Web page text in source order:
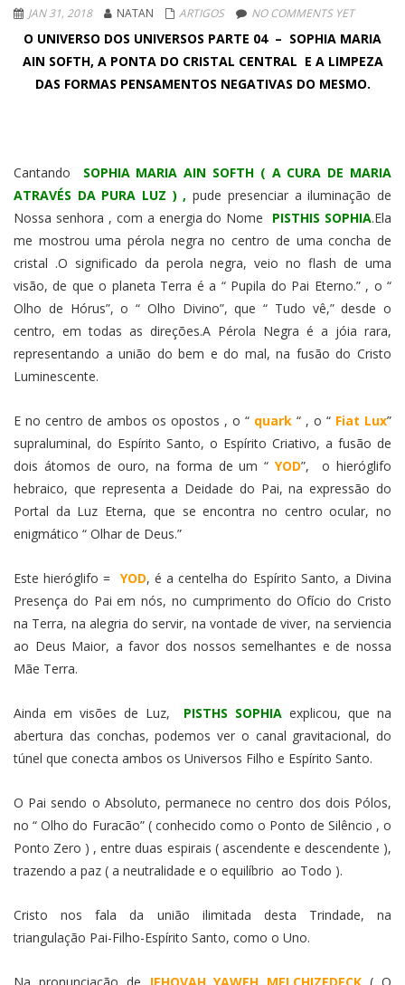
JAN 31, 2018 NATAN ARTIGOS NO COMMENTS YET
O UNIVERSO DOS UNIVERSOS PARTE 04 – SOPHIA MARIA
AIN SOFTH, A PONTA DO CRISTAL CENTRAL E A LIMPEZA
DAS FORMAS PENSAMENTOS NEGATIVAS DO MESMO.
Cantando SOPHIA MARIA AIN SOFTH ( A CURA DE MARIA
ATRAVÉS DA PURA LUZ ) , pude presenciar a iluminação de
Nossa senhora , com a energia do Nome PISTHIS SOPHIA.Ela
me mostrou uma pérola negra no centro de uma concha de
cristal .O significado da perola negra, veio no flash de uma
visão, de que o planeta Terra é a “ Pupila do Pai Eterno.” , o “
Olho de Hórus”, o “ Olho Divino”, que “ Tudo vê,” desde o
centro, em todas as direções.A Pérola Negra é a jóia rara,
representando a união do bem e do mal, na fusão do Cristo
Luminescente.
E no centro de ambos os opostos , o “ quark “ , o “ Fiat Lux”
supraluminal, do Espírito Santo, o Espírito Criativo, a fusão de
dois átomos de ouro, na forma de um “YOD”, o hieróglifo
hebraico, que representa a Deidade do Pai, na expressão do
Portal da Luz Eterna, que se encontra no centro ocular, no
enigmático “ Olhar de Deus.”
Este hieróglifo = YOD, é a centelha do Espírito Santo, a Divina
Presença do Pai em nós, no cumprimento do Ofício do Cristo
na Terra, na alegria do servir, na vontade de viver, na serviencia
ao Deus Maior, a favor dos nossos semelhantes e de nossa
Mãe Terra.
Ainda em visões de Luz, PISTHS SOPHIA explicou, que na
abertura das conchas, podemos ver o canal gravitacional, do
túnel que conecta ambos os Universos Filho e Espírito Santo.
O Pai sendo o Absoluto, permanece no centro dos dois Pólos,
no “ Olho do Furacão” ( conhecido como o Ponto de Silêncio , o
Ponto Zero ) , entre duas espirais ( ascendente e descendente ),
trazendo a paz ( a neutralidade e o equilíbrio ao Todo ).
Cristo nos fala da união ilimitada desta Trindade, na
triangulação Pai-Filho-Espírito Santo, como o Uno.